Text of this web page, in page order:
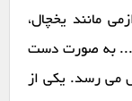
مانند یخچال،
و ... به صورت دست
می رسد. یکی از